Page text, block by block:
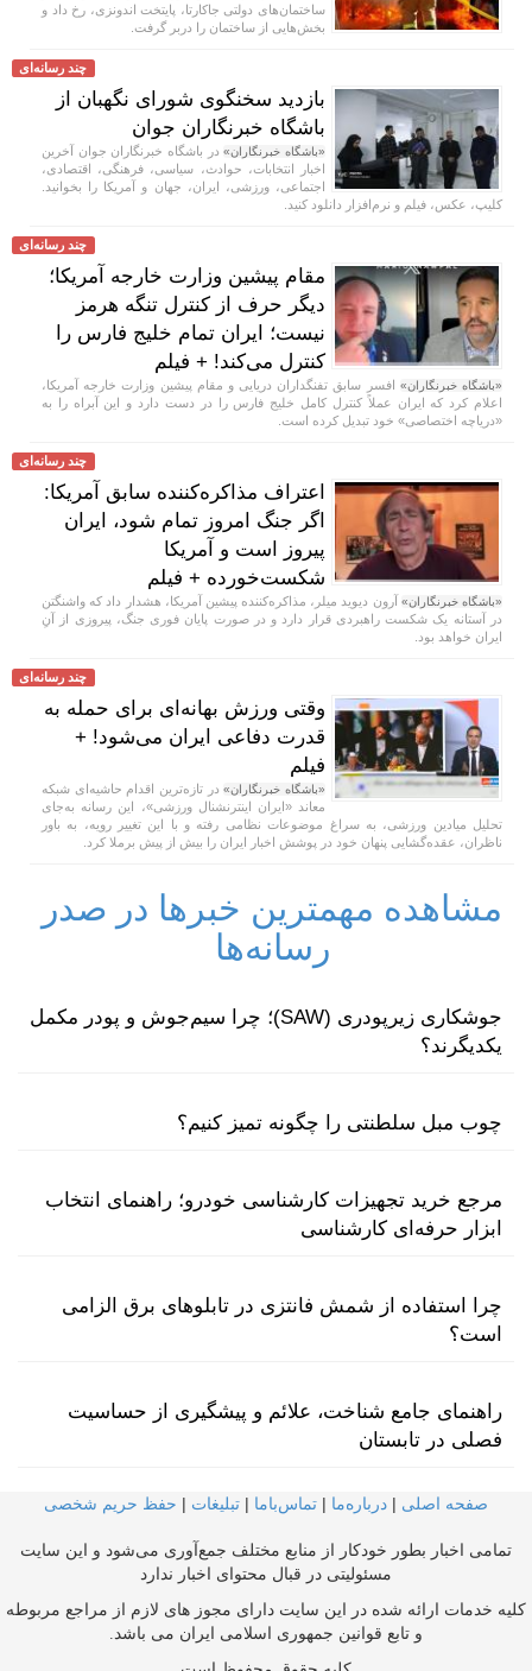
ساختمان‌های دولتی جاکارتا، پایتخت اندونزی، رخ داد و
بخش‌هایی از ساختمان را دربر گرفت.
چند رسانه‌ای
بازدید سخنگوی شورای نگهبان از
باشگاه خبرنگاران جوان
«باشگاه خبرنگاران»در باشگاه خبرنگاران جوان آخرین
اخبار انتخابات، حوادث، سیاسی، فرهنگی، اقتصادی،
اجتماعی، ورزشی، ایران، جهان و آمریکا را بخوانید.
کلیپ، عکس، فیلم و نرم‌افزار دانلود کنید.
چند رسانه‌ای
مقام پیشین وزارت خارجه آمریکا؛
دیگر حرف از کنترل تنگه هرمز
نیست؛ ایران تمام خلیج فارس را
کنترل می‌کند! + فیلم
«باشگاه خبرنگاران» افسر سابق تفنگداران دریایی و مقام پیشین وزارت خارجه آمریکا،
اعلام کرد که ایران عملاً کنترل کامل خلیج فارس را در دست دارد و این آبراه را به
«دریاچه اختصاصی» خود تبدیل کرده است.
چند رسانه‌ای
اعتراف مذاکره‌کننده سابق آمریکا:
اگر جنگ امروز تمام شود، ایران
پیروز است و آمریکا
شکست‌خورده + فیلم
«باشگاه خبرنگاران» آرون دیوید میلر، مذاکره‌کننده پیشین آمریکا، هشدار داد که واشنگتن
در آستانه یک شکست راهبردی قرار دارد و در صورت پایان فوری جنگ، پیروزی از آنِ
ایران خواهد بود.
چند رسانه‌ای
وقتی ورزش بهانه‌ای برای حمله به
قدرت دفاعی ایران می‌شود! +
فیلم
«باشگاه خبرنگاران»در تازه‌ترین اقدام حاشیه‌ای شبکه
معاند «ایران اینترنشنال ورزشی»، این رسانه به‌جای
تحلیل میادین ورزشی، به سراغ موضوعات نظامی رفته و با این تغییر رویه، به باور
ناظران، عقده‌گشایی پنهان خود در پوشش اخبار ایران را بیش از پیش برملا کرد.
مشاهده مهمترین خبرها در صدر
رسانه‌ها
جوشکاری زیرپودری (SAW)؛ چرا سیم‌جوش و پودر مکمل
یکدیگرند؟
چوب مبل سلطنتی را چگونه تمیز کنیم؟
مرجع خرید تجهیزات کارشناسی خودرو؛ راهنمای انتخاب
ابزار حرفه‌ای کارشناسی
چرا استفاده از شمش فانتزی در تابلوهای برق الزامی
است؟
راهنمای جامع شناخت، علائم و پیشگیری از حساسیت
فصلی در تابستان
صفحه اصلی | درباره‌ما | تماس‌با‌ما | تبلیغات | حفظ حریم شخصی
تمامی اخبار بطور خودکار از منابع مختلف جمع‌آوری می‌شود و این سایت
مسئولیتی در قبال محتوای اخبار ندارد
کلیه خدمات ارائه شده در این سایت دارای مجوز های لازم از مراجع مربوطه
و تابع قوانین جمهوری اسلامی ایران می باشد.